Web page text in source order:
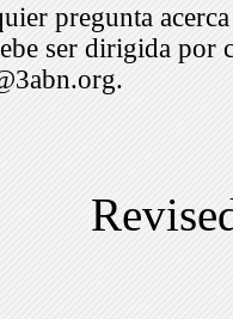
pregunta
ser dirigida por